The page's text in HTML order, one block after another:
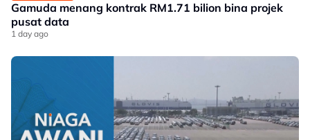
Gamuda menang kontrak RM1.71 bilion bina projek
pusat data
1 day ago